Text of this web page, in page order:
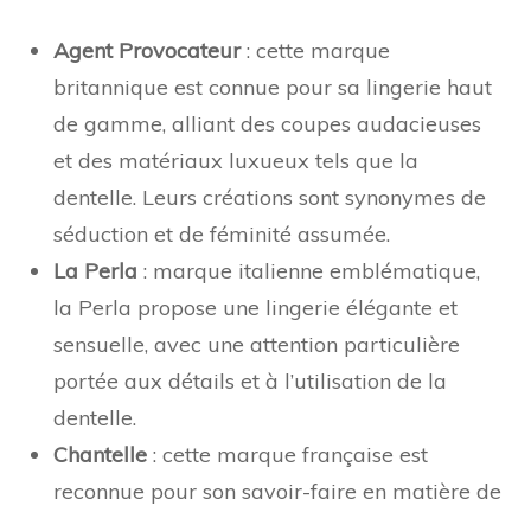
Agent Provocateur: cette marque
britannique est connue pour sa lingerie haut
de gamme, alliant des coupes audacieuses
et des matériaux luxueux tels que la
dentelle. Leurs créations sont synonymes de
séduction et de féminité assumée.
La Perla : marque italienne emblématique,
la Perla propose une lingerie élégante et
sensuelle, avec une attention particulière
portée aux détails et à l’utilisation de la
dentelle.
Chantelle : cette marque française est
reconnue pour son savoir-faire en matière de